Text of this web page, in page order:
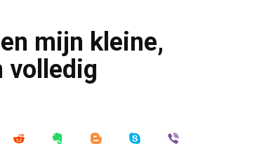
mijn kleine,
volledig